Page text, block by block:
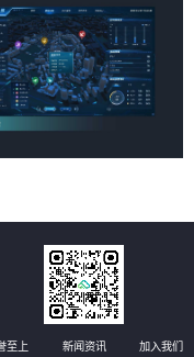
至上 新闻资讯 加入我们